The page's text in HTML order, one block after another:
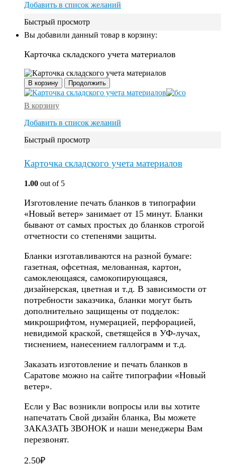
Добавить в список желаний
Быстрый просмотр
Вы добавили данный товар в корзину:
Карточка складского учета материалов
В корзину Продолжить
В корзину
Добавить в список желаний
Быстрый просмотр
Карточка складского учета материалов
1.00 out of 5
Изготовление печать бланков в типографии
«Новый ветер» занимает от 15 минут. Бланки
бывают от самых простых до бланков строгой
отчетности со степенями защиты.
Бланки изготавливаются на разной бумаге:
газетная, офсетная, мелованная, картон,
самоклеющаяся, самокопирующаяся,
дизайнерская, цветная и т.д. В зависимости от
потребности заказчика, бланки могут быть
дополнительно защищены от подделок:
микрошрифтом, нумерацией, перфорацией,
невидимой краской, светящейся в УФ-лучах,
тиснением, нанесением галлограмм и т.д.
Заказать изготовление и печать бланков в
Саратове можно на сайте типографии «Новый
ветер».
Если у Вас возникли вопросы или вы хотите
напечатать Свой дизайн бланка, Вы можете
ЗАКАЗАТЬ ЗВОНОК и наши менеджеры Вам
перезвонят.
2.50₽